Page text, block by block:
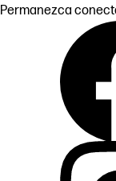
Permanezca